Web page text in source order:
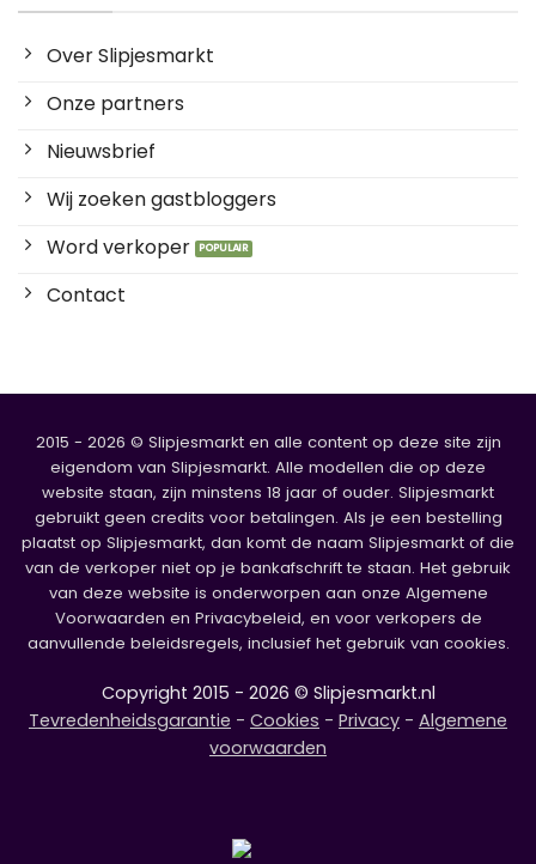
Over Slipjesmarkt
Onze partners
Nieuwsbrief
Wij zoeken gastbloggers
Word verkoper
Contact
2015 - 2026 © Slipjesmarkt en alle content op deze site zijn
eigendom van Slipjesmarkt. Alle modellen die op deze
website staan, zijn minstens 18 jaar of ouder. Slipjesmarkt
gebruikt geen credits voor betalingen. Als je een bestelling
plaatst op Slipjesmarkt, dan komt de naam Slipjesmarkt of die
van de verkoper niet op je bankafschrift te staan. Het gebruik
van deze website is onderworpen aan onze Algemene
Voorwaarden en Privacybeleid, en voor verkopers de
aanvullende beleidsregels, inclusief het gebruik van cookies.
Copyright 2015 - 2026 © Slipjesmarkt.nl
Tevredenheidsgarantie - Cookies - Privacy - Algemene
voorwaarden